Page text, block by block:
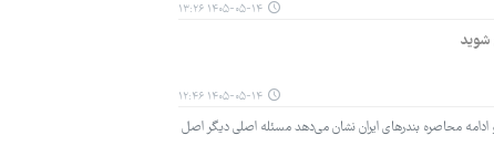
۱۴۰۵-۰۵-۱۴ ۱۳:۲۶
شوید
۱۴۰۵-۰۵-۱۴ ۱۲:۴۶
محاصره بندرهای ایران نشان می‌دهد مسئله اصلی دیگر اصل